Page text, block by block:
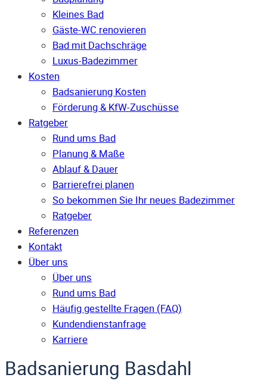
Kleines Bad
Gäste-WC renovieren
Bad mit Dachschräge
Luxus-Badezimmer
Kosten
Badsanierung Kosten
Förderung & KfW-Zuschüsse
Ratgeber
Rund ums Bad
Planung & Maße
Ablauf & Dauer
Barrierefrei planen
So bekommen Sie Ihr neues Badezimmer
Ratgeber
Referenzen
Kontakt
Über uns
Über uns
Rund ums Bad
Häufig gestellte Fragen (FAQ)
Kunden­dienst­anfrage
Karriere
Badsanierung Basdahl